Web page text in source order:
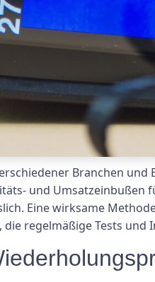
Branchen
und Umsatzeinbußen
Eine wirksame
regelmäßige Tests